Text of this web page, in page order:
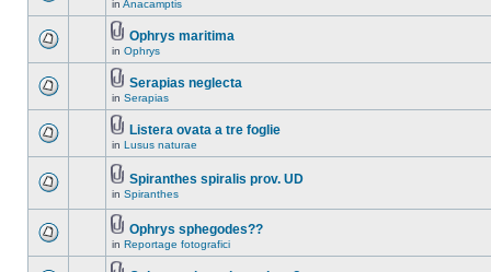
in Anacamptis
Ophrys maritima
in Ophrys
Serapias neglecta
in Serapias
Listera ovata a tre foglie
in Lusus naturae
Spiranthes spiralis prov. UD
in Spiranthes
Ophrys sphegodes??
in Reportage fotografici